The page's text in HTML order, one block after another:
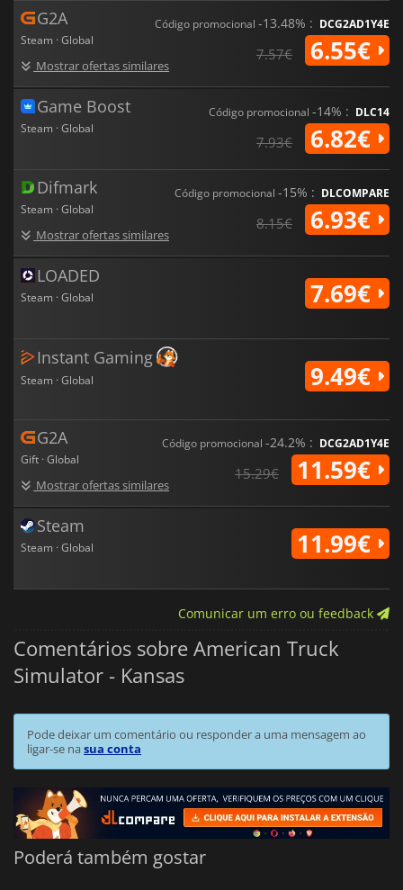
G2A
Steam · Global
Mostrar ofertas similares
Código promocional -13.48% : DCG2AD1Y4E
7.57€ 6.55€
Game Boost
Steam · Global
Código promocional -14% : DLC14
7.93€ 6.82€
Difmark
Steam · Global
Mostrar ofertas similares
Código promocional -15% : DLCOMPARE
8.15€ 6.93€
LOADED
Steam · Global 7.69€
Instant Gaming
Steam · Global 9.49€
G2A
Gift · Global
Mostrar ofertas similares
Código promocional -24.2% : DCG2AD1Y4E
15.29€ 11.59€
Steam
Steam · Global 11.99€
Comunicar um erro ou feedback
Comentários sobre American Truck
Simulator - Kansas
Pode deixar um comentário ou responder a uma mensagem ao
ligar-se nasua conta
Poderá também gostar